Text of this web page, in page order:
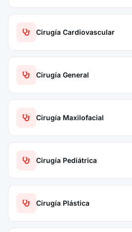
Cirugía Cardiovascular
Cirugía General
Cirugía Maxilofacial
Cirugía Pediátrica
Cirugía Plástica